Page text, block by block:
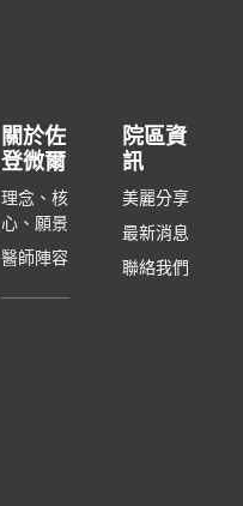
關於佐
登微爾
理念、核
心、願景
醫師陣容
院區資
訊
美麗分享
最新消息
聯絡我們